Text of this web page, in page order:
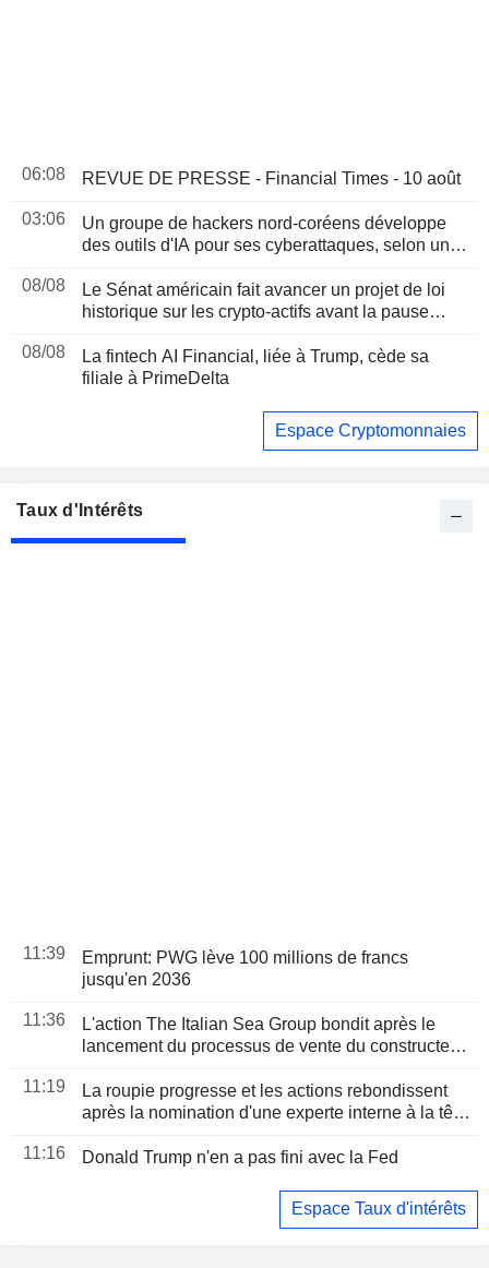
06:08 REVUE DE PRESSE - Financial Times - 10 août
03:06
Un groupe de hackers nord-coréens développe
des outils d'IA pour ses cyberattaques, selon un
08/08
Le Sénat américain fait avancer un projet de loi
historique sur les crypto-actifs avant la pause
08/08
La fintech AI Financial, liée à Trump, cède sa
filiale à PrimeDelta
Espace Cryptomonnaies
Taux d'Intérêts
11:39
Emprunt: PWG lève 100 millions de francs
jusqu'en 2036
11:36
L'action The Italian Sea Group bondit après le
lancement du processus de vente du constructeur
11:19
La roupie progresse et les actions rebondissent
après la nomination d'une experte interne à la tête
11:16
Donald Trump n'en a pas fini avec la Fed
Espace Taux d'intérêts